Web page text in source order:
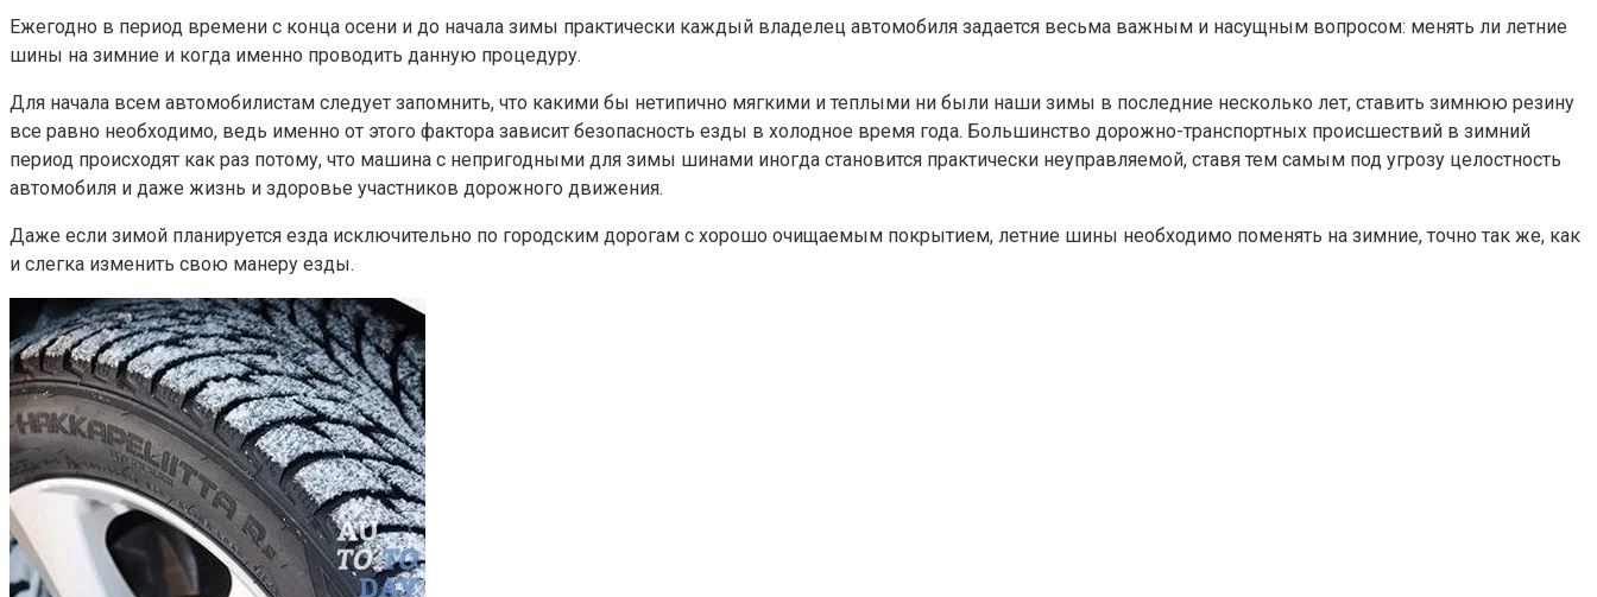
Ежегодно в период времени с конца осени и до начала зимы практически каждый владелец автомобиля задается весьма важным и насущным вопросом: менять ли летние
шины на зимние и когда именно проводить данную процедуру.
Для начала всем автомобилистам следует запомнить, что какими бы нетипично мягкими и теплыми ни были наши зимы в последние несколько лет, ставить зимнюю резину
все равно необходимо, ведь именно от этого фактора зависит безопасность езды в холодное время года. Большинство дорожно-транспортных происшествий в зимний
период происходят как раз потому, что машина с непригодными для зимы шинами иногда становится практически неуправляемой, ставя тем самым под угрозу целостность
автомобиля и даже жизнь и здоровье участников дорожного движения.
Даже если зимой планируется езда исключительно по городским дорогам с хорошо очищаемым покрытием, летние шины необходимо поменять на зимние, точно так же, как
и слегка изменить свою манеру езды.